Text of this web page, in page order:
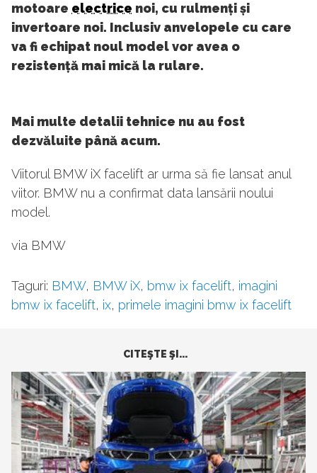
motoare electrice noi, cu rulmenți și
invertoare noi. Inclusiv anvelopele cu care
va fi echipat noul model vor avea o
rezistență mai mică la rulare.
Mai multe detalii tehnice nu au fost
dezvăluite până acum.
Viitorul BMW iX facelift ar urma să fie lansat anul
viitor. BMW nu a confirmat data lansării noului
model.
via BMW
Taguri: BMW, BMW iX, bmw ix facelift, imagini
bmw ix facelift, ix, primele imagini bmw ix facelift
CITEŞTE ŞI...